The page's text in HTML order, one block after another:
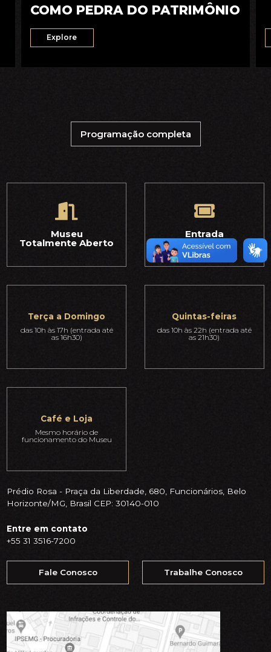
COMO PEDRA DO PATRIMÔNIO
Explore
Programação completa
Museu
Totalmente Aberto
Entrada
Gratuita
Terça a Domingo
das 10h às 17h (entrada até
as 16h30)
Quintas-feiras
das 10h às 22h (entrada até
as 21h30)
Café e Loja
Mesmo horário de
funcionamento do Museu
Prédio Rosa - Praça da Liberdade, 680, Funcionários, Belo
Horizonte/MG, Brasil CEP: 30140-010
Entre em contato
+55 31 3516-7200
Fale Conosco Trabalhe Conosco